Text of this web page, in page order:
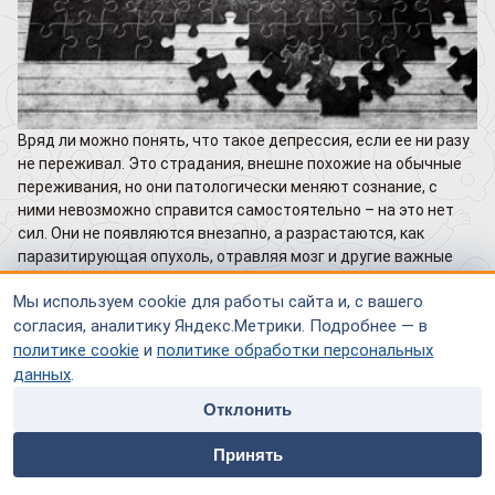
Мы используем cookie для работы сайта и, с вашего
согласия, аналитику Яндекс.Метрики. Подробнее — в
политике cookie и политике обработки персональных
данных.
Отклонить
Принять
home people
Специалисты
payment contacts
Вряд ли можно понять, что такое депрессия, если ее ни разу
не переживал. Это страдания, внешне похожие на обычные
переживания, но они патологически меняют сознание, с
ними невозможно справится самостоятельно – на это нет
сил. Они не появляются внезапно, а разрастаются, как
паразитирующая опухоль, отравляя мозг и другие важные
органы, делая жизнь невыносимой.
Если верить исследованиям, почти 20 % наших
современников страдают депрессией. Это расстройство
настроения сейчас также распространено (занимает
четвертое место), как и сердечно-сосудистые заболевания,
и не менее опасно. Оно нарушает нормальную психическую и
физическую деятельность индивидуума,